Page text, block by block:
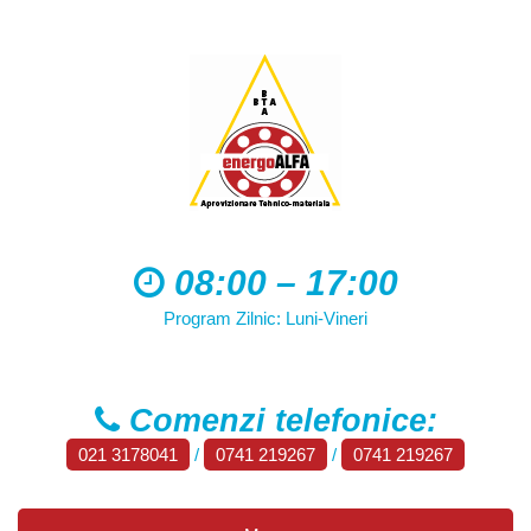
08:00 – 17:00
Program Zilnic: Luni-Vineri
Comenzi telefonice:
021 3178041 / 0741 219267 / 0741 219267